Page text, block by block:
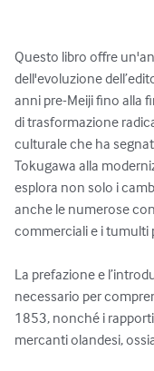
Questo libro offre
dell'evoluzione
anni pre-Meiji fino alla
di trasformazione
culturale che ha
Tokugawa alla
esplora non solo i
anche le numerose
commerciali e i tumulti
La prefazione e
necessario per
1853, nonché i
mercanti olandesi,